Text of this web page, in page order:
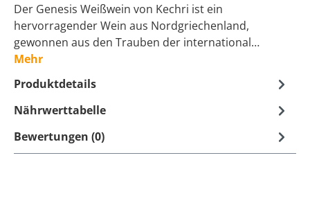
Der Genesis Weißwein von Kechri ist ein
hervorragender Wein aus Nordgriechenland,
gewonnen aus den Trauben der international…
Mehr
Produktdetails
Nährwerttabelle
Bewertungen (0)